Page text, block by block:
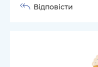
Відповісти